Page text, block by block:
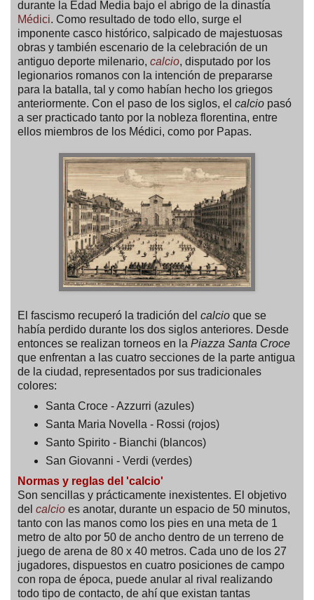
durante la Edad Media bajo el abrigo de la dinastía
Médici. Como resultado de todo ello, surge el
imponente casco histórico, salpicado de majestuosas
obras y también escenario de la celebración de un
antiguo deporte milenario, calcio, disputado por los
legionarios romanos con la intención de prepararse
para la batalla, tal y como habían hecho los griegos
anteriormente. Con el paso de los siglos, el calcio pasó
a ser practicado tanto por la nobleza florentina, entre
ellos miembros de los Médici, como por Papas.
El fascismo recuperó la tradición del calcio que se
había perdido durante los dos siglos anteriores. Desde
entonces se realizan torneos en la Piazza Santa Croce
que enfrentan a las cuatro secciones de la parte antigua
de la ciudad, representados por sus tradicionales
colores:
Santa Croce - Azzurri (azules)
Santa Maria Novella - Rossi (rojos)
Santo Spirito - Bianchi (blancos)
San Giovanni - Verdi (verdes)
Normas y reglas del 'calcio'
Son sencillas y prácticamente inexistentes. El objetivo
del calcio es anotar, durante un espacio de 50 minutos,
tanto con las manos como los pies en una meta de 1
metro de alto por 50 de ancho dentro de un terreno de
juego de arena de 80 x 40 metros. Cada uno de los 27
jugadores, dispuestos en cuatro posiciones de campo
con ropa de época, puede anular al rival realizando
todo tipo de contacto, de ahí que existan tantas